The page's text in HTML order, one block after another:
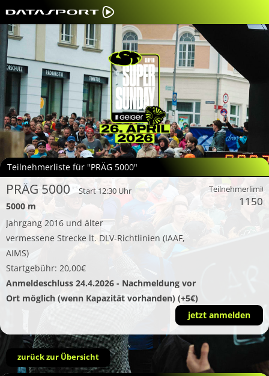
Teilnehmerliste für "PRÄG 5000"
PRÄG 5000 Start 12:30 Uhr
5000 m
Jahrgang 2016 und älter
vermessene Strecke lt. DLV-Richtlinien (IAAF,
AIMS)
Startgebühr: 20,00€
Anmeldeschluss 24.4.2026 - Nachmeldung vor
Ort möglich (wenn Kapazität vorhanden) (+5€)
Teilnehmerlimit:
1150
jetzt anmelden
zurück zur Übersicht